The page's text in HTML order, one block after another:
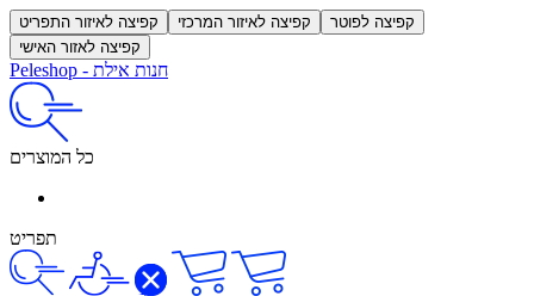
קפיצה לאיזור התפריט קפיצה לאיזור המרכזי
קפיצה לפוטר
קפיצה לאזור האישי
Peleshop - חנות אילת
כל המוצרים
תפריט